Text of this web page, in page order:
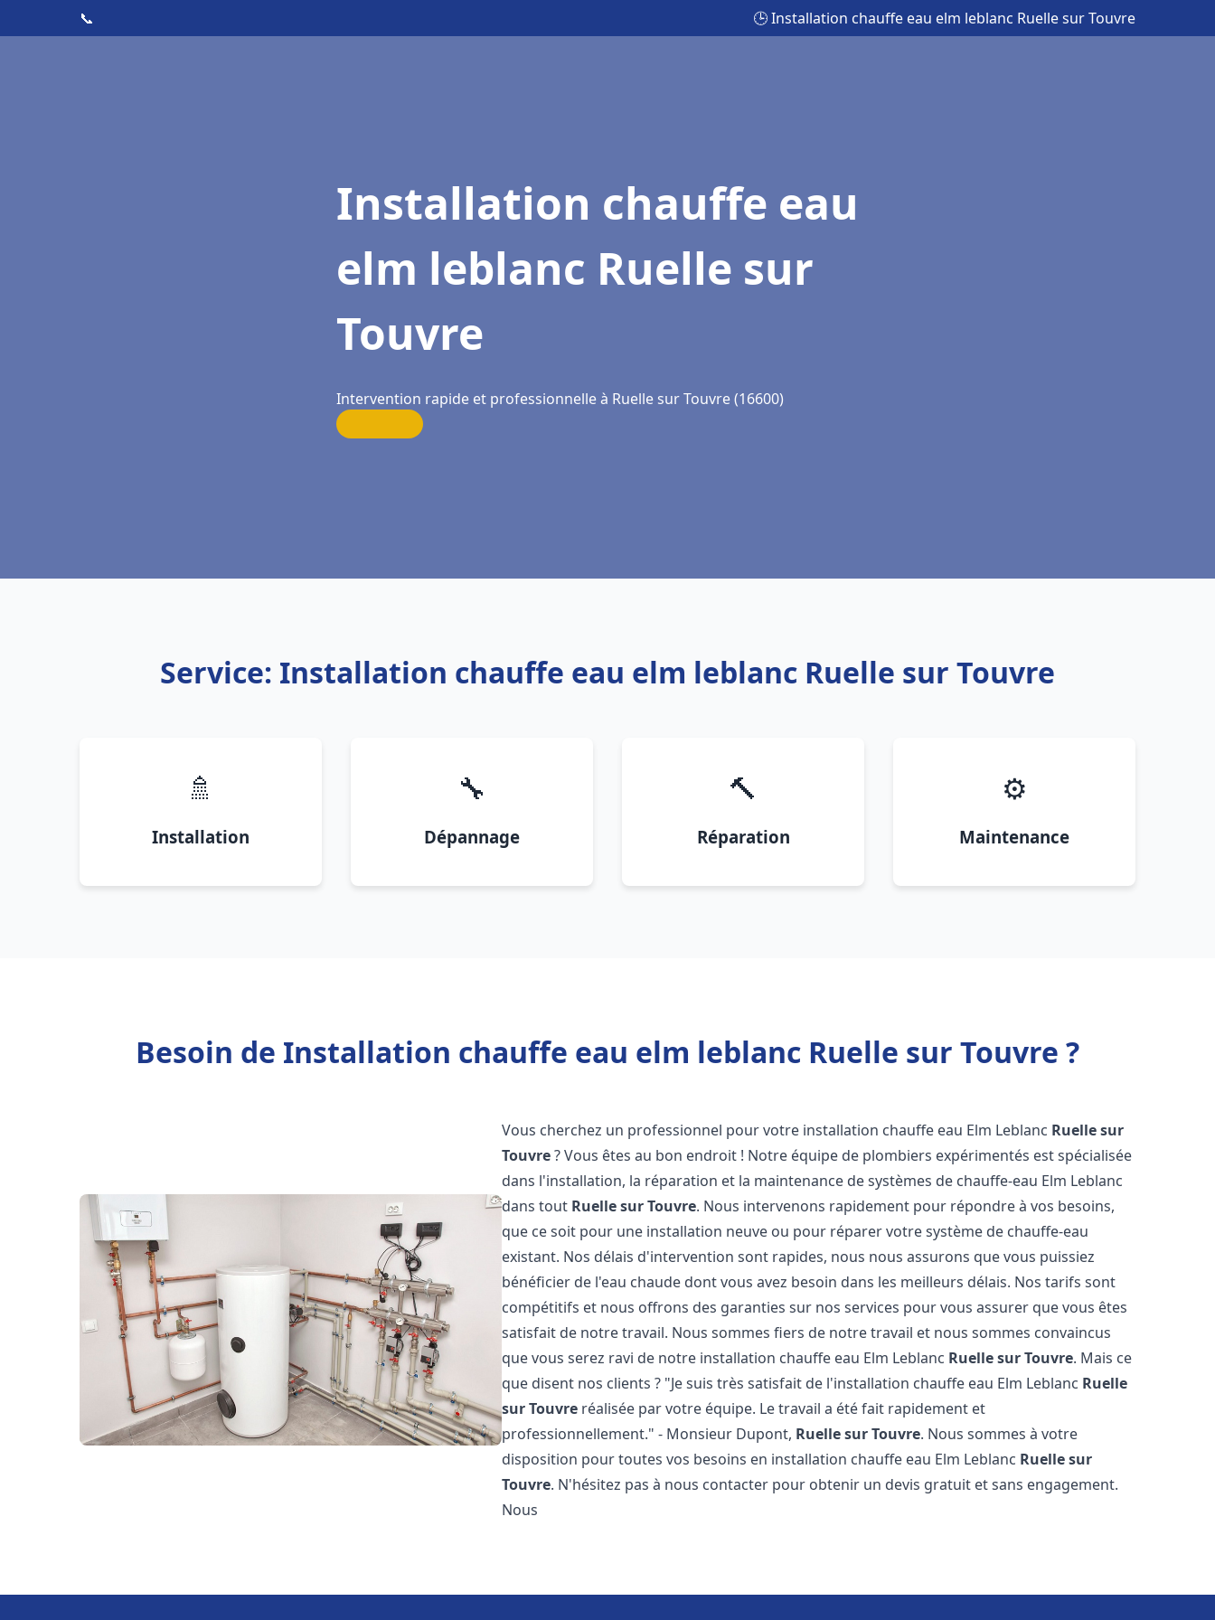
📞 🕒 Installation chauffe eau elm leblanc Ruelle sur Touvre
Installation chauffe eau
elm leblanc Ruelle sur
Touvre
Intervention rapide et professionnelle à Ruelle sur Touvre (16600)
Service: Installation chauffe eau elm leblanc Ruelle sur Touvre
🚿
Installation
🔧
Dépannage
🔨
Réparation
⚙️
Maintenance
Besoin de Installation chauffe eau elm leblanc Ruelle sur Touvre ?
Vous cherchez un professionnel pour votre installation chauffe eau Elm Leblanc Ruelle sur
Touvre? Vous êtes au bon endroit ! Notre équipe de plombiers expérimentés est spécialisée
dans l'installation, la réparation et la maintenance de systèmes de chauffe-eau Elm Leblanc
dans tout Ruelle sur Touvre. Nous intervenons rapidement pour répondre à vos besoins,
que ce soit pour une installation neuve ou pour réparer votre système de chauffe-eau
existant. Nos délais d'intervention sont rapides, nous nous assurons que vous puissiez
bénéficier de l'eau chaude dont vous avez besoin dans les meilleurs délais. Nos tarifs sont
compétitifs et nous offrons des garanties sur nos services pour vous assurer que vous êtes
satisfait de notre travail. Nous sommes fiers de notre travail et nous sommes convaincus
que vous serez ravi de notre installation chauffe eau Elm Leblanc Ruelle sur Touvre. Mais ce
que disent nos clients ? "Je suis très satisfait de l'installation chauffe eau Elm Leblanc Ruelle
sur Touvre réalisée par votre équipe. Le travail a été fait rapidement et
professionnellement." - Monsieur Dupont, Ruelle sur Touvre. Nous sommes à votre
disposition pour toutes vos besoins en installation chauffe eau Elm Leblanc Ruelle sur
Touvre. N'hésitez pas à nous contacter pour obtenir un devis gratuit et sans engagement.
Nous